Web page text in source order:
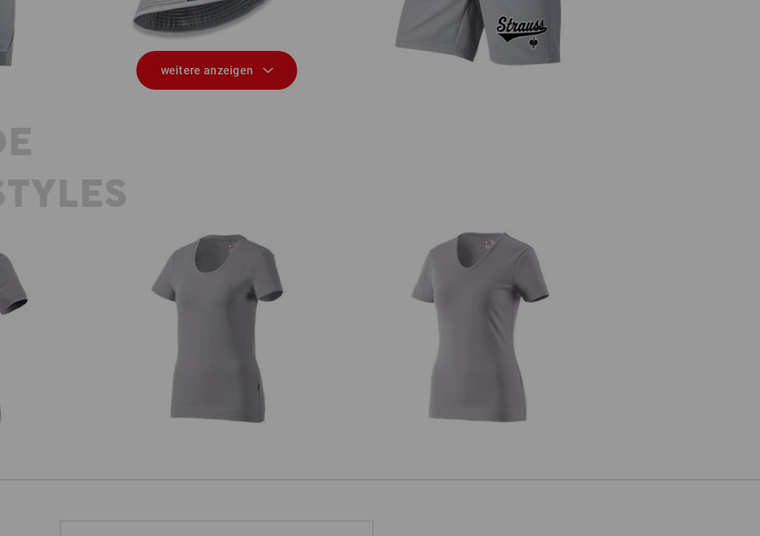
weitere anzeigen
e.s. T-Shirt cotton stretch, Damen e.s. T-Shirt cotton V-Neck, Damen